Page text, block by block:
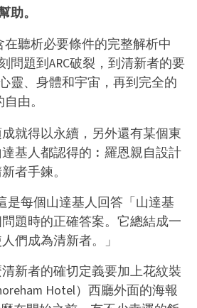
助。
聽析必要條件的完整解析中
問題到ARC破裂，到清新者的要
靈、身體和宇宙，再到完全的
由。
就得以永續，另外還有某個東
基人都認得的︰羅恩親自設計
者手鍊。
每個山達基人回答「山達基
題時的正確答案。它總結成一
們成為清新者。」
新者的確切定義要加上花紋裝
Hotel）西廳外面的海報